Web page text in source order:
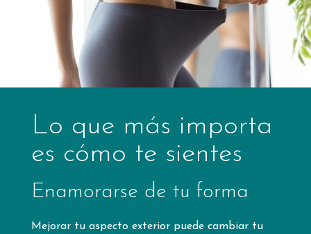
Lo que más importa
es cómo te sientes
Enamorarse de tu forma
Mejorar tu aspecto exterior puede cambiar tu